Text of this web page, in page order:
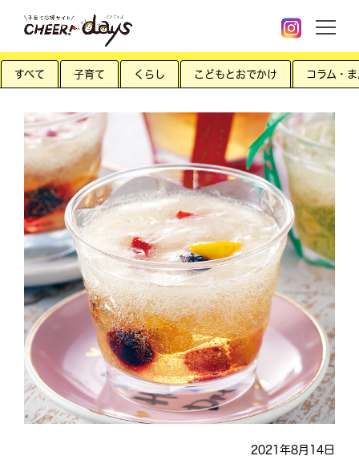
すべて 子育て くらし こどもとおでかけ コラム・
2021年8月14日